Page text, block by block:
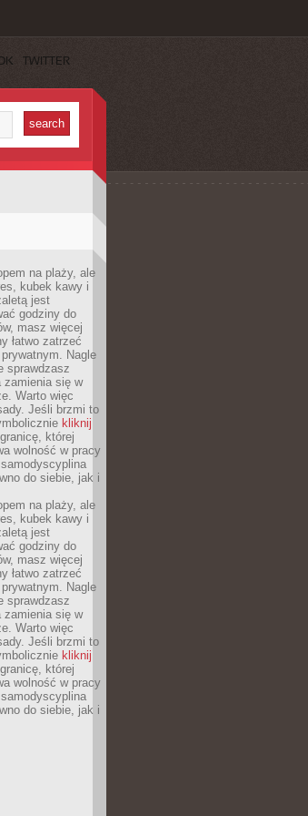
TWITTER
na plaży, ale
kubek kawy i
jest
godziny do
masz więcej
łatwo zatrzeć
Nagle
sprawdzasz
zamienia się w
Warto więc
Jeśli brzmi to
kliknij
której
wolność w pracy
do siebie, jak i
na plaży, ale
kubek kawy i
jest
godziny do
masz więcej
łatwo zatrzeć
Nagle
sprawdzasz
zamienia się w
Warto więc
Jeśli brzmi to
kliknij
której
wolność w pracy
do siebie, jak i